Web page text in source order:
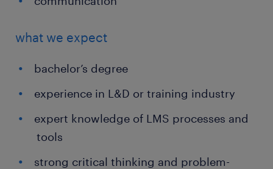
what we expect
bachelor’s degree
experience in L&D or training industry
expert knowledge of LMS processes and
tools
strong critical thinking and problem-